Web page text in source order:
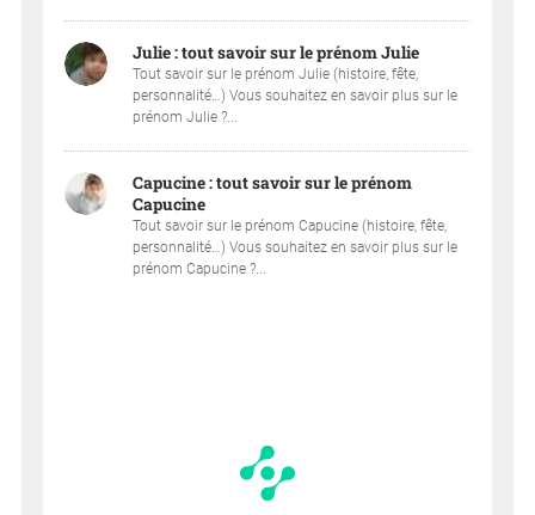
Julie : tout savoir sur le prénom Julie
Tout savoir sur le prénom Julie (histoire, fête,
personnalité…) Vous souhaitez en savoir plus sur le
prénom Julie ?...
Capucine : tout savoir sur le prénom
Capucine
Tout savoir sur le prénom Capucine (histoire, fête,
personnalité…) Vous souhaitez en savoir plus sur le
prénom Capucine ?...